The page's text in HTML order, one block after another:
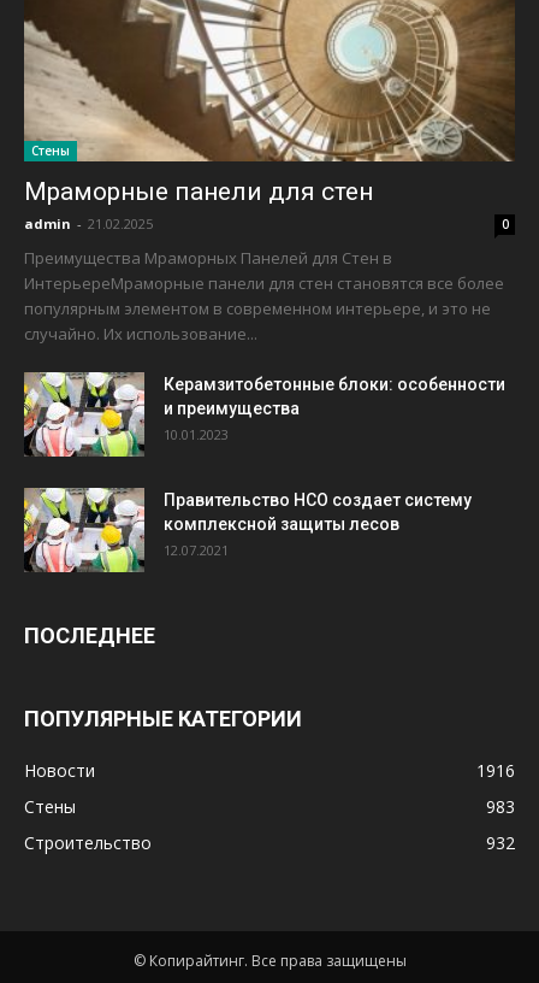
Стены
Мраморные панели для стен
admin - 21.02.2025 0
Преимущества Мраморных Панелей для Стен в
ИнтерьереМраморные панели для стен становятся все более
популярным элементом в современном интерьере, и это не
случайно. Их использование...
Керамзитобетонные блоки: особенности
и преимущества
10.01.2023
Правительство НСО создает систему
комплексной защиты лесов
12.07.2021
ПОСЛЕДНЕЕ
ПОПУЛЯРНЫЕ КАТЕГОРИИ
Новости
1916
Стены
983
Строительство
932
© Копирайтинг. Все права защищены